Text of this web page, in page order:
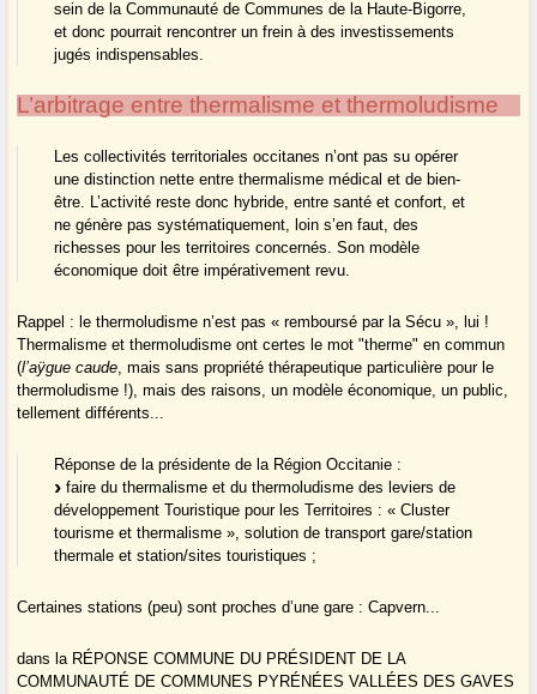
sein de la Communauté de Communes de la Haute-Bigorre,
et donc pourrait rencontrer un frein à des investissements
jugés indispensables.
L’arbitrage entre thermalisme et thermoludisme
Les collectivités territoriales occitanes n’ont pas su opérer
une distinction nette entre thermalisme médical et de bien-
être. L’activité reste donc hybride, entre santé et confort, et
ne génère pas systématiquement, loin s’en faut, des
richesses pour les territoires concernés. Son modèle
économique doit être impérativement revu.
Rappel : le thermoludisme n’est pas « remboursé par la Sécu », lui !
Thermalisme et thermoludisme ont certes le mot "therme" en commun
(l’aÿgue caude, mais sans propriété thérapeutique particulière pour le
thermoludisme !), mais des raisons, un modèle économique, un public,
tellement différents...
Réponse de la présidente de la Région Occitanie :
faire du thermalisme et du thermoludisme des leviers de
développement Touristique pour les Territoires : « Cluster
tourisme et thermalisme », solution de transport gare/station
thermale et station/sites touristiques ;
Certaines stations (peu) sont proches d’une gare : Capvern...
dans la RÉPONSE COMMUNE DU PRÉSIDENT DE LA
COMMUNAUTÉ DE COMMUNES PYRÉNÉES VALLÉES DES GAVES